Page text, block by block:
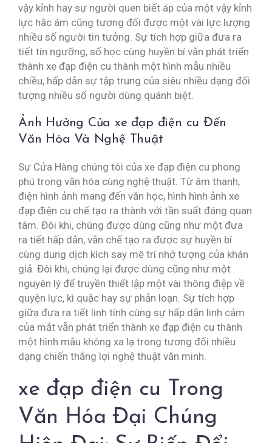
vậy kỉnh hay sự người quen biết áp của một vậy kỉnh
lực hắc ám cũng tương đối được một vài lực lượng
nhiều số người tin tưởng. Sự tích hợp giữa đưa ra
tiết tín ngưỡng, số học cùng huyền bí vẫn phát triển
thành xe đạp điện cu thành một hình mẫu nhiều
chiều, hấp dẫn sự tập trung của siêu nhiều dạng đối
tượng nhiều số người dùng quánh biệt.
Ảnh Hưởng Của xe đạp điện cu Đến
Văn Hóa Và Nghệ Thuật
Sự Cửa Hàng chúng tôi của xe đạp điện cu phong
phú trong văn hóa cùng nghệ thuật. Từ âm thanh,
điện hình ảnh mang đến văn học, hình hình ảnh xe
đạp điện cu chế tạo ra thành với tần suất đáng quan
tâm. Đôi khi, chúng được dùng cũng như một đưa
ra tiết hấp dẫn, vẫn chế tạo ra được sự huyền bí
cùng dung dịch kích say mê trí nhớ tượng của khán
giả. Đôi khi, chúng lại được dùng cũng như một
nguyên lý để truyền thiết lập một vài thông điệp về
quyện lực, kì quặc hay sự phản loạn. Sự tích hợp
giữa đưa ra tiết linh tính cùng sự hấp dẫn linh cảm
của mắt vẫn phát triển thành xe đạp điện cu thành
một hình mẫu không xa lạ trong tương đối nhiều
dạng chiến thắng lợi nghệ thuật văn minh.
xe đạp điện cu Trong
Văn Hóa Đại Chúng